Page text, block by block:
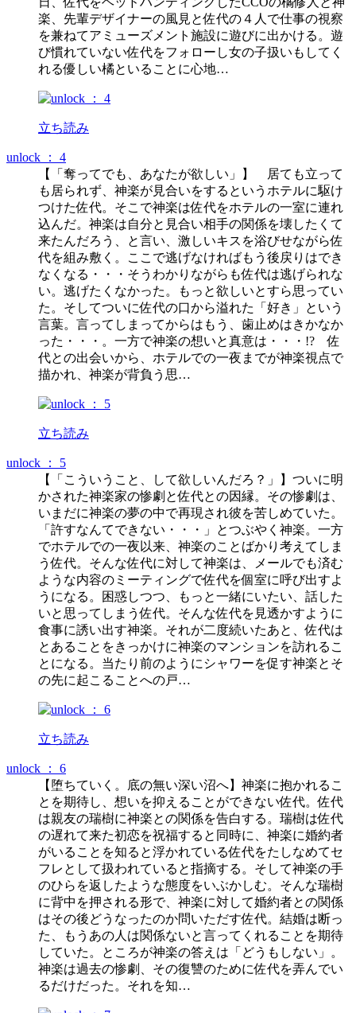
楽、先輩デザイナーの風見と佐代の４人で仕事の視察
を兼ねてアミューズメント施設に遊びに出かける。遊
び慣れていない佐代をフォローし女の子扱いもしてく
れる優しい橘といることに心地…
立ち読み
unlock ： 4
【「奪ってでも、あなたが欲しい」】 居ても立って
も居られず、神楽が見合いをするというホテルに駆け
つけた佐代。そこで神楽は佐代をホテルの一室に連れ
込んだ。神楽は自分と見合い相手の関係を壊したくて
来たんだろう、と言い、激しいキスを浴びせながら佐
代を組み敷く。ここで逃げなければもう後戻りはでき
なくなる・・・そうわかりながらも佐代は逃げられな
い。逃げたくなかった。もっと欲しいとすら思ってい
た。そしてついに佐代の口から溢れた「好き」という
言葉。言ってしまってからはもう、歯止めはきかなか
った・・・。一方で神楽の想いと真意は・・・!? 佐
代との出会いから、ホテルでの一夜までが神楽視点で
描かれ、神楽が背負う思…
立ち読み
unlock ： 5
【「こういうこと、して欲しいんだろ？」】ついに明
かされた神楽家の惨劇と佐代との因縁。その惨劇は、
いまだに神楽の夢の中で再現され彼を苦しめていた。
「許すなんてできない・・・」とつぶやく神楽。一方
でホテルでの一夜以来、神楽のことばかり考えてしま
う佐代。そんな佐代に対して神楽は、メールでも済む
ような内容のミーティングで佐代を個室に呼び出すよ
うになる。困惑しつつ、もっと一緒にいたい、話した
いと思ってしまう佐代。そんな佐代を見透かすように
食事に誘い出す神楽。それが二度続いたあと、佐代は
とあることをきっかけに神楽のマンションを訪れるこ
とになる。当たり前のようにシャワーを促す神楽とそ
の先に起こることへの戸…
立ち読み
unlock ： 6
【堕ちていく。底の無い深い沼へ】神楽に抱かれるこ
とを期待し、想いを抑えることができない佐代。佐代
は親友の瑞樹に神楽との関係を告白する。瑞樹は佐代
の遅れて来た初恋を祝福すると同時に、神楽に婚約者
がいることを知ると浮かれている佐代をたしなめてセ
フレとして扱われていると指摘する。そして神楽の手
のひらを返したような態度をいぶかしむ。そんな瑞樹
に背中を押される形で、神楽に対して婚約者との関係
はその後どうなったのか問いただす佐代。結婚は断っ
た、もうあの人は関係ないと言ってくれることを期待
していた。ところが神楽の答えは「どうもしない」。
神楽は過去の惨劇、その復讐のために佐代を弄んでい
るだけだった。それを知…